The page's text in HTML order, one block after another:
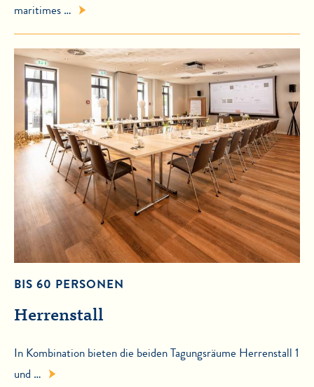
maritimes …
BIS 60 PERSONEN
Herrenstall
In Kombination bieten die beiden Tagungsräume Herrenstall 1
und …